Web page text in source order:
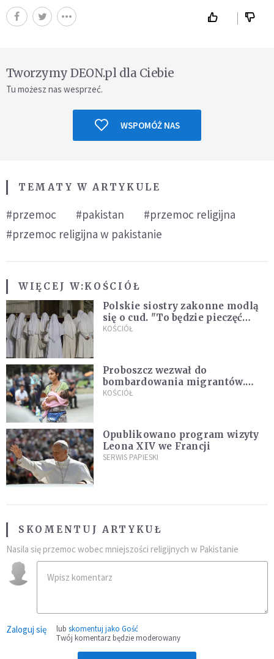
Tworzymy DEON.pl dla Ciebie
Tu możesz nas wesprzeć.
WSPOMÓŻ NAS
TEMATY W ARTYKULE
#przemoc #pakistan
#przemoc religijna
#przemoc religijna w pakistanie
WIĘCEJ W:KOŚCIÓŁ
Polskie siostry zakonne modlą
się o cud. "To będzie pieczęć
Pana Boga dla naszej wiary"
KOŚCIÓŁ
Proboszcz wezwał do
bombardowania migrantów.
"Masowy ogień przeciwko
KOŚCIÓŁ
Opublikowano program wizyty
Leona XIV we Francji
SERWIS PAPIESKI
SKOMENTUJ ARTYKUŁ
Nasila się przemoc wobec mniejszości religijnych w Pakistanie
Zaloguj się lub skomentuj jako Gość
Twój komentarz będzie moderowany